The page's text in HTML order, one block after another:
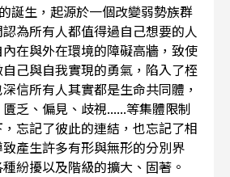
的誕生，起源於一個改變弱勢族群
為所有人都值得過自己想要的人
在與外在環境的障礙高牆，致使
己與自我實現的勇氣，陷入了桎
信所有人其實都是生命共同體，
乏、偏見、歧視......等集體限制
忘記了彼此的連結，也忘記了相
產生許多有形與無形的分別界
紛擾以及階級的擴大、固著。